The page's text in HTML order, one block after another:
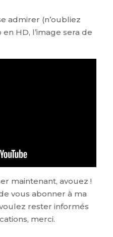
admirer (n’oubliez
HD, l’image sera de
maintenant, avouez !
vous abonner à ma
rester informés
merci.